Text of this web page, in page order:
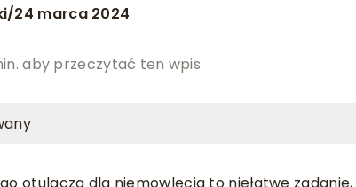
/24 marca 2024
aby przeczytać ten wpis